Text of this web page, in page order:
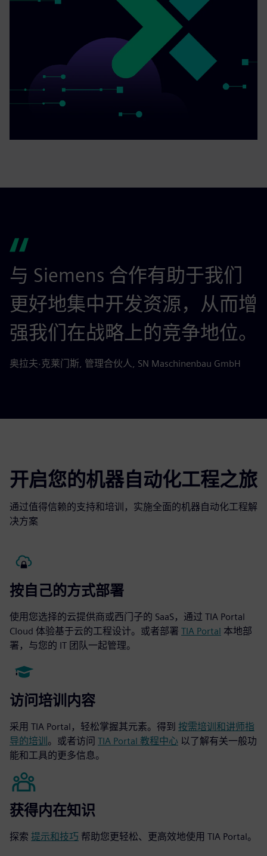
与 Siemens 合作有助于我们
更好地集中开发资源，从而增
强我们在战略上的竞争地位。
奥拉夫·克莱门斯, 管理合伙人, SN Maschinenbau GmbH
开启您的机器自动化工程之旅
通过值得信赖的支持和培训，实施全面的机器自动化工程解
决方案
按自己的方式部署
使用您选择的云提供商或西门子的 SaaS，通过 TIA Portal
Cloud 体验基于云的工程设计。或者部署 TIA Portal 本地部
署，与您的 IT 团队一起管理。
访问培训内容
采用 TIA Portal，轻松掌握其元素。得到 按需培训和讲师指
导的培训 。或者访问 TIA Portal 教程中心 以了解有关一般功
能和工具的更多信息。
获得内在知识
探索 提示和技巧 帮助您更轻松、更高效地使用 TIA Portal。